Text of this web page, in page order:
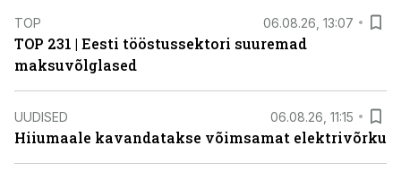
TOP 06.08.26, 13:07
TOP 231 | Eesti tööstussektori suuremad
maksuvõlglased
UUDISED 06.08.26, 11:15
Hiiumaale kavandatakse võimsamat elektrivõrku